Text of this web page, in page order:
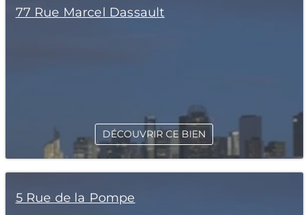
77 Rue Marcel Dassault
DÉCOUVRIR CE BIEN
5 Rue de la Pompe